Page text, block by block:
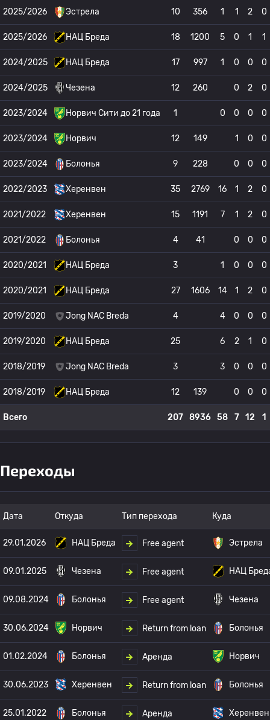
2025/2026 Эстрела 10 356 1 1 2 0
2025/2026 НАЦ Бреда 18 1200 5 0 1 1
2024/2025 НАЦ Бреда 17 997 1 0 0 0
2024/2025 Чезена 12 260 0 2 0
2023/2024 Норвич Сити до 21 года 1 0 0 0 0
2023/2024 Норвич 12 149 1 0 0
2023/2024 Болонья 9 228 0 0 0
2022/2023 Херенвен 35 2769 16 1 2 0
2021/2022 Херенвен 15 1191 7 1 2 0
2021/2022 Болонья 4 41 0 0 0
2020/2021 НАЦ Бреда 3 1 0 0 0
2020/2021 НАЦ Бреда 27 1606 14 1 2 0
2019/2020 Jong NAC Breda 4 4 0 0 0
2019/2020 НАЦ Бреда 25 6 2 1 0
2018/2019 Jong NAC Breda 3 3 0 0 0
2018/2019 НАЦ Бреда 12 139 0 0 0
Всего 207 8936 58 7 12 1
Переходы
Дата Откуда Тип перехода Куда
29.01.2026 НАЦ Бреда Free agent Эстрела
09.01.2025 Чезена Free agent НАЦ
09.08.2024 Болонья Free agent Чезена
30.06.2024 Норвич Return from loan Болонья
01.02.2024 Болонья Аренда Норвич
30.06.2023 Херенвен Return from loan Болонья
25.01.2022 Болонья Аренда Херенвен